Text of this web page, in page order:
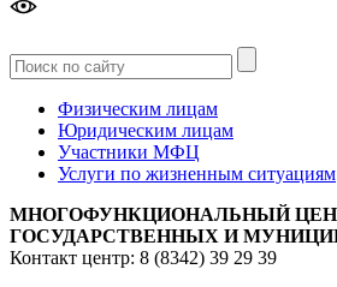
Физическим лицам
Юридическим лицам
Участники МФЦ
Услуги по жизненным ситуациям
МНОГОФУНКЦИОНАЛЬНЫЙ
ГОСУДАРСТВЕННЫХ И
Контакт центр: 8 (8342) 39 29 39